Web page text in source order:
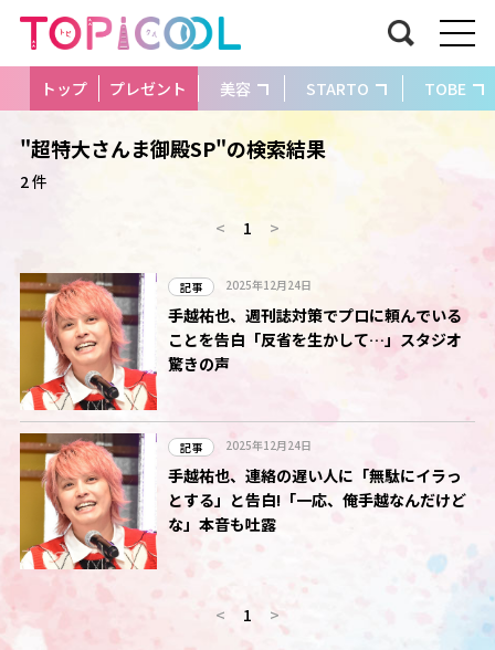
トップ プレゼント 美容 STARTO TOBE
"超特大さんま御殿SP"の検索結果
2 件
< 1 >
記事 2025年12月24日
手越祐也、週刊誌対策でプロに頼んでいる
ことを告白「反省を生かして…」スタジオ
驚きの声
記事 2025年12月24日
手越祐也、連絡の遅い人に「無駄にイラっ
とする」と告白!「一応、俺手越なんだけど
な」本音も吐露
< 1 >